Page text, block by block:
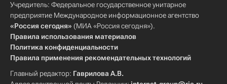
Учредитель: Федеральное государственное унитарное
предприятие Международное информационное агентство
«Россия сегодня» (МИА «Россия сегодня»).
Правила использования материалов
Политика конфиденциальности
Правила применения рекомендательных технологий
Главный редактор: Гаврилова А.В.